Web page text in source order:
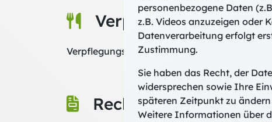
Verpflegung
Verpflegungswunsch
Rechnungsempfänger
personenbezogene Daten
z.B. Videos anzuzeigen oder
Datenverarbeitung erfolgt
Zustimmung.
Sie haben das Recht, der
widersprechen sowie Ihre
späteren Zeitpunkt zu
Weitere Informationen über